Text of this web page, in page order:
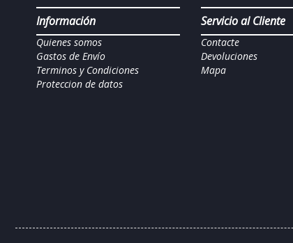
Información
Quienes somos
Gastos de Envío
Terminos y Condiciones
Proteccion de datos
Servicio al Cliente
Contacte
Devoluciones
Mapa